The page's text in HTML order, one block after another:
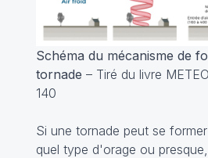
Schéma du mécanisme de
tornade – Tiré du livre
140
Si une tornade peut se
quel type d'orage ou